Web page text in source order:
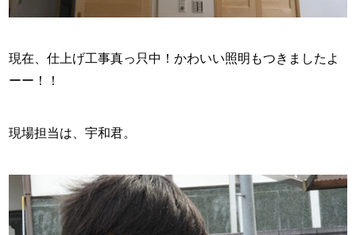
現在、仕上げ工事真っ只中！かわいい照明もつきましたよ
ーー！！
現場担当は、宇和君。